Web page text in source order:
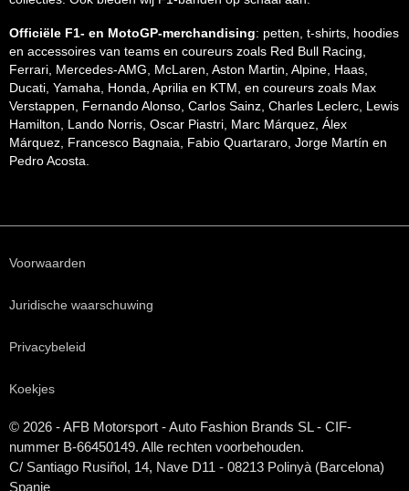
Officiële F1- en MotoGP-merchandising: petten, t-shirts, hoodies
en accessoires van teams en coureurs zoals Red Bull Racing,
Ferrari, Mercedes-AMG, McLaren, Aston Martin, Alpine, Haas,
Ducati, Yamaha, Honda, Aprilia en KTM, en coureurs zoals Max
Verstappen, Fernando Alonso, Carlos Sainz, Charles Leclerc, Lewis
Hamilton, Lando Norris, Oscar Piastri, Marc Márquez, Álex
Márquez, Francesco Bagnaia, Fabio Quartararo, Jorge Martín en
Pedro Acosta.
Voorwaarden
Juridische waarschuwing
Privacybeleid
Koekjes
© 2026 - AFB Motorsport - Auto Fashion Brands SL- CIF-
nummer B-66450149. Alle rechten voorbehouden.
C/ Santiago Rusiñol, 14, Nave D11 - 08213 Polinyà (Barcelona)
Spanje